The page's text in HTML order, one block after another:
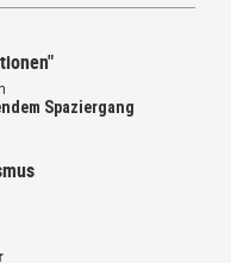
Spaziergang